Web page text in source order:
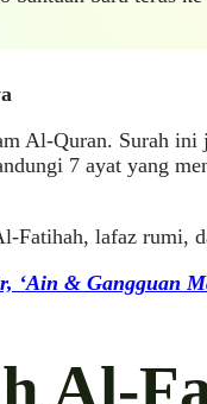
Al-Quran. Surah
7 ayat yang
Fatihah, lafaz rumi,
‘Ain & Gangguan
Al-